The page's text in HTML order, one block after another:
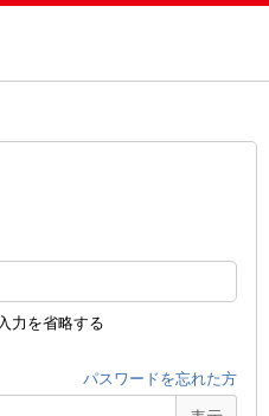
力を省略する
パスワードを忘れた方